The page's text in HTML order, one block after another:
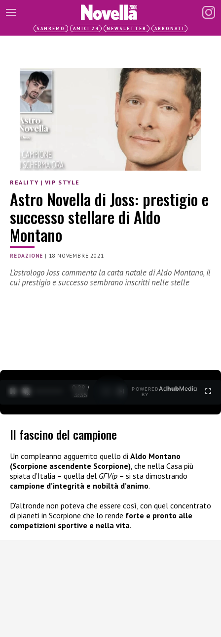
SANREMO AMICI 24 NEWSLETTER ABBONATI
REALITY | VIP STYLE
Astro Novella di Joss: prestigio e
successo stellare di Aldo
Montano
REDAZIONE | 18 NOVEMBRE 2021
L’astrologo Joss commenta la carta natale di Aldo Montano, il
cui prestigio e successo sembrano inscritti nelle stelle
0:30 /
3:35
POWERED
BY
AdhubMedia
Il fascino del campione
Un compleanno agguerrito quello di Aldo Montano
(Scorpione ascendente Scorpione), che nella Casa più
spiata d’Italia – quella del GFVip – si sta dimostrando
campione d’integrità e nobiltà d’animo.
D’altronde non poteva che essere così, con quel concentrato
di pianeti in Scorpione che lo rende forte e pronto alle
competizioni sportive e nella vita.